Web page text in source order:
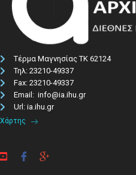
Τέρμα Μαγνησίας ΤΚ 62124
Τηλ: 23210-49337​
Fax: 23210-49337
Email: info@ia.ihu.gr
Url: ia.ihu.gr
Χάρτης